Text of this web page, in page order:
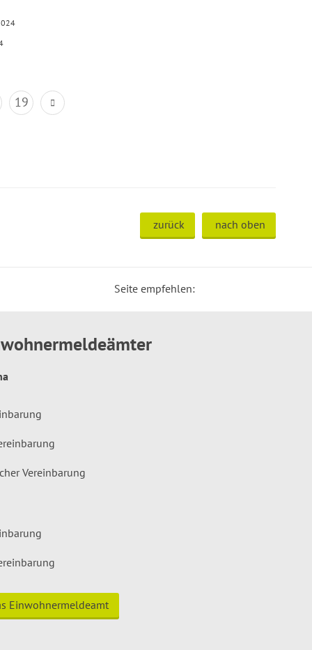
19
zurück nach oben
Seite empfehlen:
Vereinbarung
Einwohnermeldeamt